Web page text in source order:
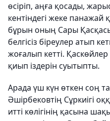
өсіріп, аңға қосады,
кентіндегі жеке
бұрын оның Сары
белгісіз біреулер атып
жоғалып кетті.
қиып іздерін суытыпты.
Арада үш күн өткен соң
Әшірбековтің Сұркиігі
итті көлігінің қасына